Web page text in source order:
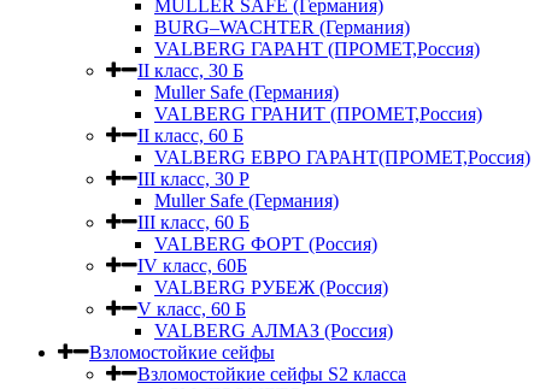
MULLER SAFE (Германия)
BURG–WACHTER (Германия)
VALBERG ГАРАНТ (ПРОМЕТ,Россия)
II класс, 30 Б
Muller Safe (Германия)
VALBERG ГРАНИТ (ПРОМЕТ,Россия)
II класс, 60 Б
VALBERG ЕВРО ГАРАНТ(ПРОМЕТ,Россия)
III класс, 30 Р
Muller Safe (Германия)
III класс, 60 Б
VALBERG ФОРТ (Россия)
IV класс, 60Б
VALBERG РУБЕЖ (Россия)
V класс, 60 Б
VALBERG АЛМАЗ (Россия)
Взломостойкие сейфы
Взломостойкие сейфы S2 класса